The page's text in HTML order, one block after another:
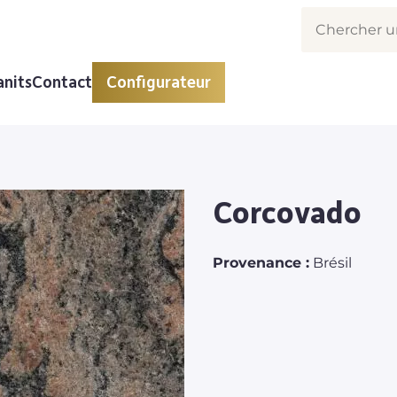
Contact Configurateur
Corcovado
Provenance :Brésil